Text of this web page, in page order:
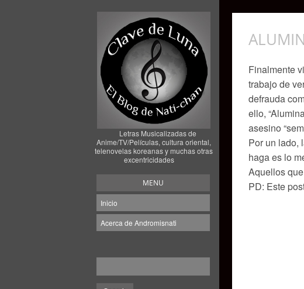
Letras Musicalizadas de
Anime/TV/Películas, cultura oriental,
telenovelas koreanas y muchas otras
excentricidades
MENU
Inicio
Acerca de Andromisnati
Finalmente
trabajo de
defrauda
ello,
asesino
Por un lado,
haga es lo
Aquellos
PD: Este